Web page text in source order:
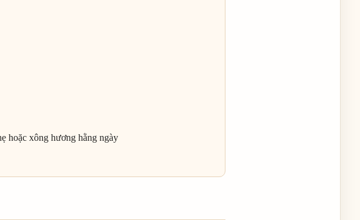
hoặc xông hương hằng ngày